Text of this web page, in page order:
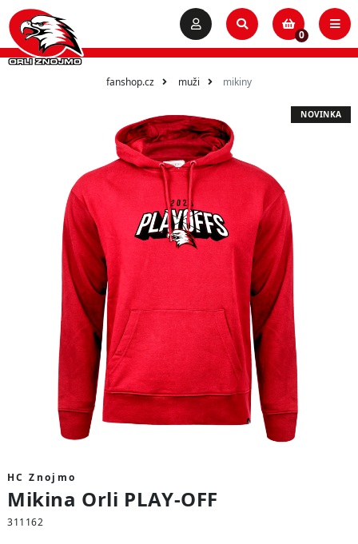
0
fanshop.cz muži mikiny
NOVINKA
HC Znojmo
Mikina Orli PLAY-OFF
311162